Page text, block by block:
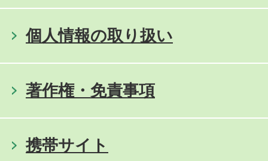
個人情報の取り扱い
著作権・免責事項
携帯サイト